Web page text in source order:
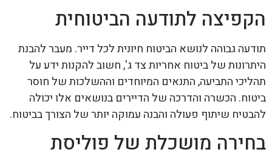
הקפיצה לתודעה הביטוחית
תודעה גבוהה לנושא הביטוח חיונית לכל דייר. מעבר להבנת
היתרונות של ביטוח אחריות צד ג', חשוב להקנות ידע על
תהליכי התביעה, התנאים המיוחדים וההשלכות של חוסר
ביטוח. הכשרה והדרכה של הדיירים בנושאים אלו יכולה
להבטיח שיתוף פעולה והבנה עמוקה יותר של הצורך בביטוח.
בחירה מושכלת של פוליסת